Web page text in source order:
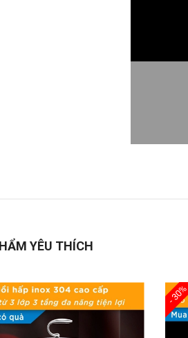
Giới Thiệu Sản Phẩm:
thùng rác. Thiết kếkín khít
giúp ngăn
Sản phẩm có3 cách mở linh hoạt
:
bạn.
YÊU THÍCH
- 30%